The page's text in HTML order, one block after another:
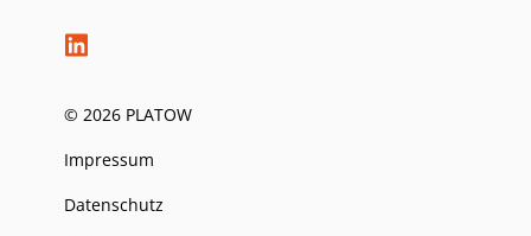
© 2026 PLATOW
Impressum
Datenschutz